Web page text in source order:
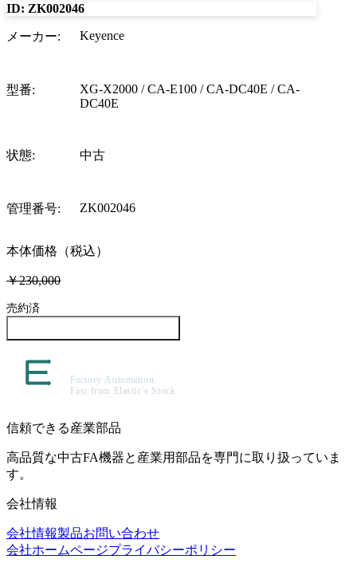
ID: ZK002046
メーカー: Keyence
型番:
XG-X2000 / CA-E100 / CA-DC40E / CA-
DC40E
状態: 中古
管理番号: ZK002046
本体価格（税込）
￥230,000
売約済
信頼できる産業部品
高品質な中古FA機器と産業用部品を専門に取り扱っていま
す。
会社情報
会社情報製品お問い合わせ
会社ホームページプライバシーポリシー